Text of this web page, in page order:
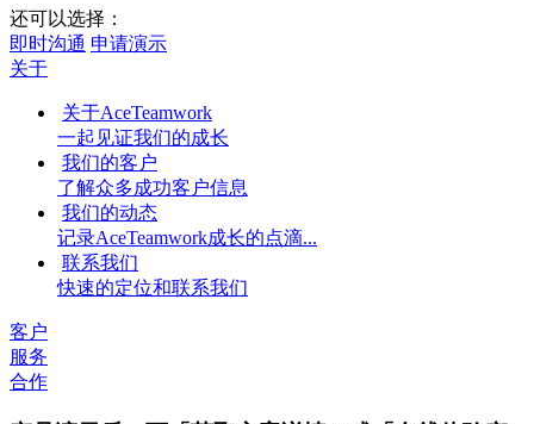
还可以选择：
即时沟通 申请演示
关于
关于AceTeamwork
一起见证我们的成长
我们的客户
了解众多成功客户信息
我们的动态
记录AceTeamwork成长的点滴...
联系我们
快速的定位和联系我们
客户
服务
合作